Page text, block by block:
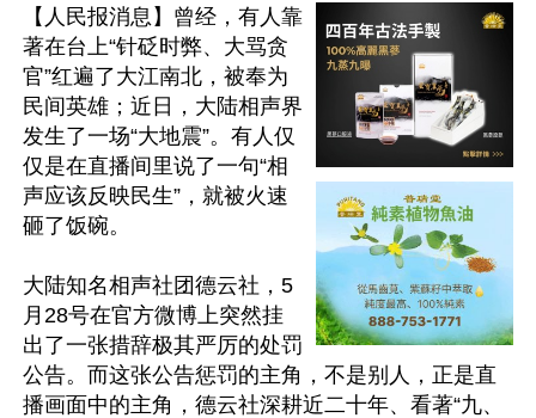
【人民报消息】曾经，有人靠
著在台上“针砭时弊、大骂贪
官”红遍了大江南北，被奉为
民间英雄；近日，大陆相声界
发生了一场“大地震”。有人仅
仅是在直播间里说了一句“相
声应该反映民生”，就被火速
砸了饭碗。
大陆知名相声社团德云社，5
月28号在官方微博上突然挂
出了一张措辞极其严厉的处罚
公告。而这张公告惩罚的主角，不是别人，正是直
播画面中的主角，德云社深耕近二十年、看著“九、